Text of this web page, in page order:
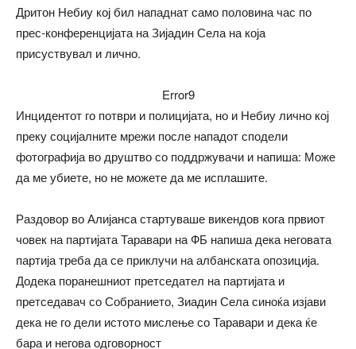
Дритон Небиу кој бил нападнат само половина час по
прес-конференцијата на Зијадин Села на која
присуствувал и лично.
Error9
Инцидентот го потври и полицијата, но и Небиу лично кој
преку социјалните мрежи после нападот сподели
фотографија во друштво со поддржувачи и напиша: Може
да ме убиете, но не можете да ме исплашите.
Раздовор во Алијанса стартуваше викендов кога првиот
човек на партијата Таравари на ФБ напиша дека неговата
партија треба да се приклучи на албанската опозиција.
Додека поранешниот претседател на партијата и
претседавач со Собранието, Зиадин Села синоќа изјави
дека не го дели истото мислење со Таравари и дека ќе
бара и негова одговорност